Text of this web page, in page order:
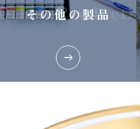
その他の製品
Products
arrow_right_alt